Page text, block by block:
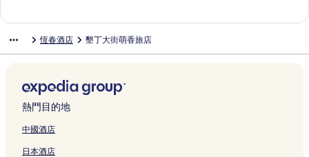
頁
面
le
n
s
u
l
頁
H
e
l
頁
面
a
l
y
V
i
l
W
l
1
3
0
面
i
e
H
o
t
l
e
h
R
e
s
r
n
S
a
i
l
o
B
e
n
t
i
g
e
V
i
l
l
頁
n
o
s
t
e
頁
a
B
e
a
c
R
a
B
a
y
R
s
i
r
I
N
N
E
啟
K
t
i
n
g
h
開
啟
e
S
o
u
h
恆春酒店 墾丁大街萌香旅店
熱門目的地
中國酒店
日本酒店